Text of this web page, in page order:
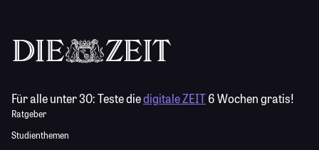
Für alle unter 30:Teste diedigitale ZEIT6 Wochen gratis!
Ratgeber
Studienthemen